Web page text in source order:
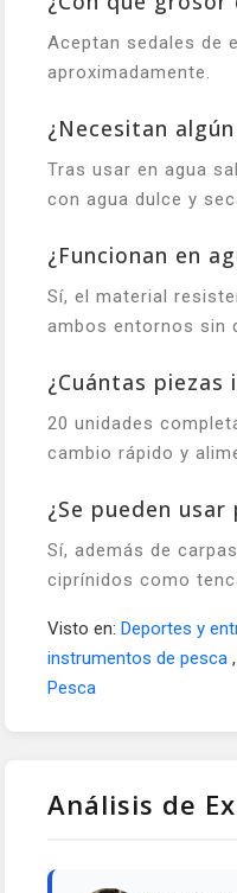
Aceptan sedales de
aproximadamente.
¿Necesitan
Tras usar en agua
con agua dulce y
¿Funcionan en
Sí, el material
ambos entornos sin
¿Cuántas piezas
20 unidades
cambio rápido y
¿Se pueden
Sí, además de
ciprínidos como
Visto en: Deportes y
instrumentos de pesca ,
Pesca
Análisis de